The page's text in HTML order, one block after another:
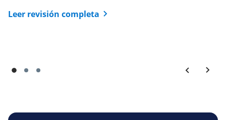
Leer revisión completa